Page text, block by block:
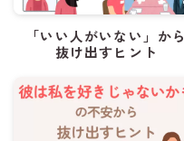
「いい人がいない」から
抜け出すヒント